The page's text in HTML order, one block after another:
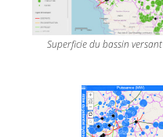
Superficie du bassin versant